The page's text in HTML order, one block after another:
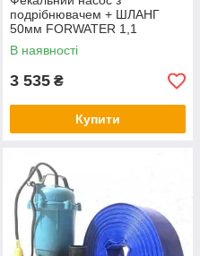
подрібнювачем + ШЛАНГ
50мм FORWATER 1,1
(гарантія 3 роки) + шланг 10м
GR
В наявності
3 535 ₴
Купити